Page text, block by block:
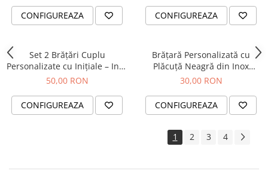
CONFIGUREAZA CONFIGUREAZA
Set 2 Brățări Cuplu
Personalizate cu Inițiale – Inox
Aur Waterproof
50,00 RON
CONFIGUREAZA
Brățară Personalizată cu
Plăcuță Neagră din Inox
Waterproof – Nume sau
30,00 RON
CONFIGUREAZA
1 2 3 4